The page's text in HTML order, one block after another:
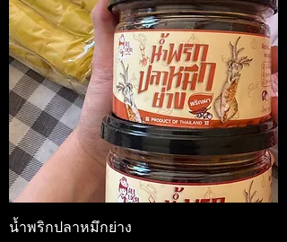
น้ำพริกปลาหมึกย่าง